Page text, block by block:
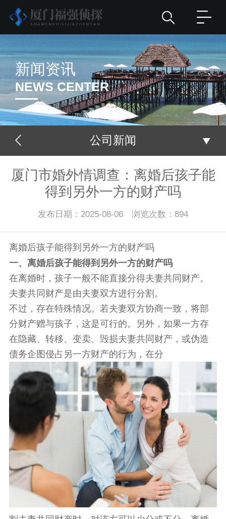
新闻资讯
NEWS CENTER
公司新闻
厦门市婚外情调查：离婚后孩子能
得到另外一方的财产吗
发布日期：2025-08-06 浏览次数：894
离婚后孩子能得到另外一方的财产吗
一、离婚后孩子能得到另外一方的财产吗
在离婚时，孩子一般不能直接分得夫妻共同财产。
夫妻共同财产是由夫妻双方进行分割。
不过，存在特殊情况。若夫妻双方协商一致，将部
分财产赠与孩子，这是可行的。另外，如果一方存
在隐藏、转移、变卖、毁损夫妻共同财产，或伪造
债务企图侵占另一方财产的行为，在分